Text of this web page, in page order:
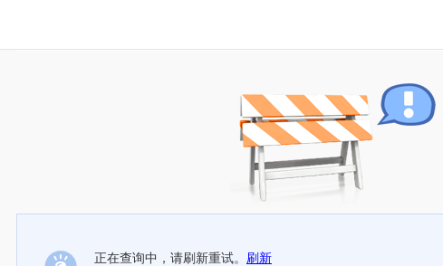
正在查询中，请刷新重试。 刷新